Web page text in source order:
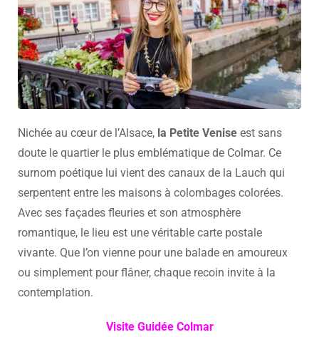
Nichée au cœur de l’Alsace, la Petite Venise est sans
doute le quartier le plus emblématique de Colmar. Ce
surnom poétique lui vient des canaux de la Lauch qui
serpentent entre les maisons à colombages colorées.
Avec ses façades fleuries et son atmosphère
romantique, le lieu est une véritable carte postale
vivante. Que l’on vienne pour une balade en amoureux
ou simplement pour flâner, chaque recoin invite à la
contemplation.
Visite Guidée Colmar